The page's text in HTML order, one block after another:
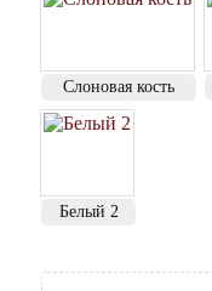
Слоновая кость
Белый 2